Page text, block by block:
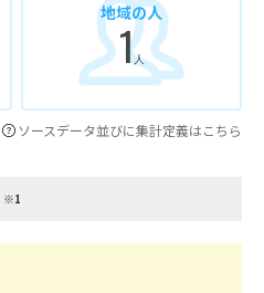
地域の人
1人
ソースデータ並びに集計定義はこちら
※1